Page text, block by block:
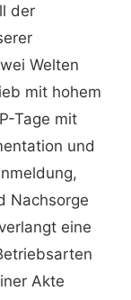
der
Welten
mit hohem
Tage mit
und
Nachsorge
eine
Akte